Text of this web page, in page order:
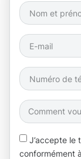
J’accepte le
conformément à